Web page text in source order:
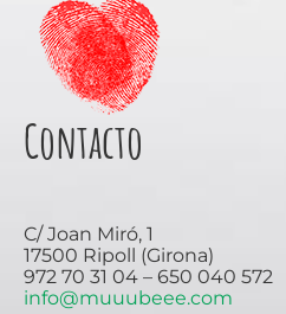
Contacto
C/ Joan Miró, 1
17500 Ripoll (Girona)
972 70 31 04 – 650 040 572
info@muuubeee.com